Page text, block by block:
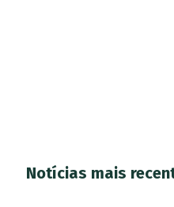
Notícias mais